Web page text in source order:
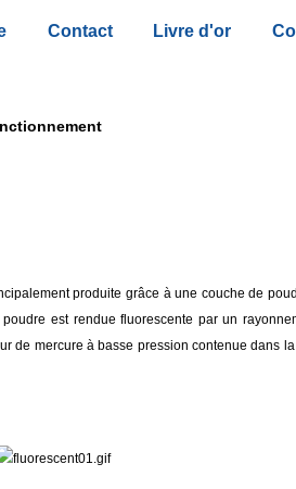
Contact Livre d'or
produite grâce à une couche de
est rendue fluorescente par un
de mercure à basse pression contenue dans la